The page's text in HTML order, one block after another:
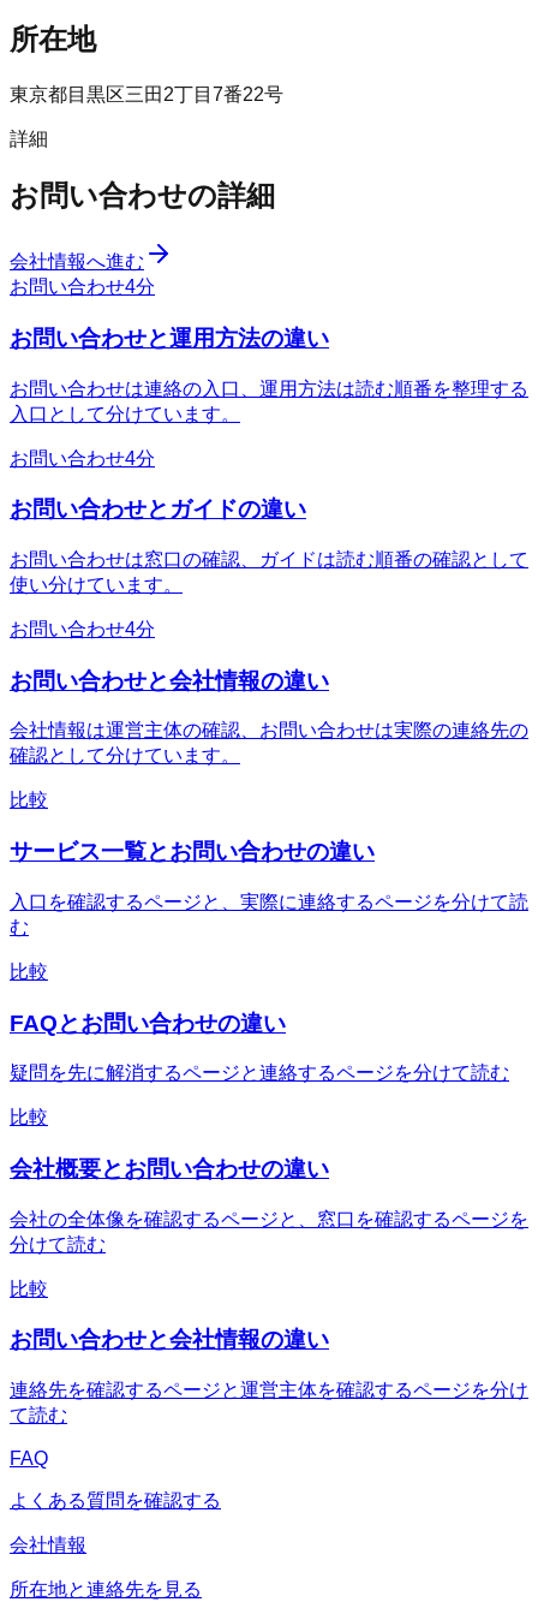
所在地
東京都目黒区三田2丁目7番22号
詳細
お問い合わせの詳細
会社情報へ進む
お問い合わせ4分
お問い合わせと運用方法の違い
お問い合わせは連絡の入口、運用方法は読む順番を整理する
入口として分けています。
お問い合わせ4分
お問い合わせとガイドの違い
お問い合わせは窓口の確認、ガイドは読む順番の確認として
使い分けています。
お問い合わせ4分
お問い合わせと会社情報の違い
会社情報は運営主体の確認、お問い合わせは実際の連絡先の
確認として分けています。
比較
サービス一覧とお問い合わせの違い
入口を確認するページと、実際に連絡するページを分けて読
む
比較
FAQとお問い合わせの違い
疑問を先に解消するページと連絡するページを分けて読む
比較
会社概要とお問い合わせの違い
会社の全体像を確認するページと、窓口を確認するページを
分けて読む
比較
お問い合わせと会社情報の違い
連絡先を確認するページと運営主体を確認するページを分け
て読む
FAQ
よくある質問を確認する
会社情報
所在地と連絡先を見る